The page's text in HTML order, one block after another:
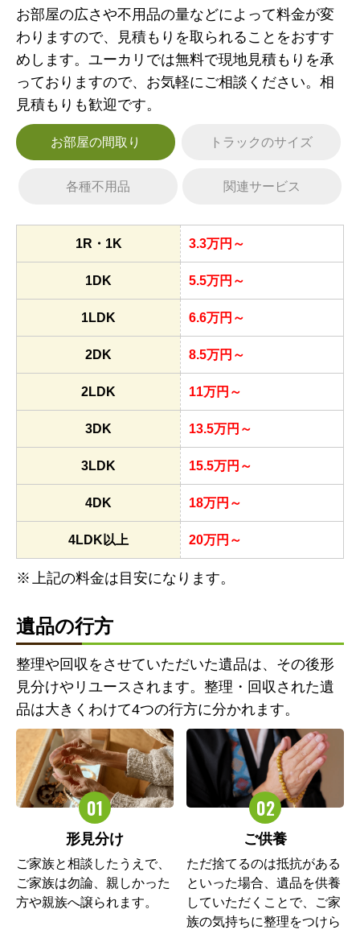
お部屋の広さや不用品の量などによって料金が変
わりますので、見積もりを取られることをおすす
めします。ユーカリでは無料で現地見積もりを承
っておりますので、お気軽にご相談ください。相
見積もりも歓迎です。
お部屋の間取り トラックのサイズ
各種不用品 関連サービス
1R・1K 3.3万円～
1DK 5.5万円～
1LDK 6.6万円～
2DK 8.5万円～
2LDK 11万円～
3DK 13.5万円～
3LDK 15.5万円～
4DK 18万円～
4LDK以上 20万円～
上記の料金は目安になります。
遺品の行方
整理や回収をさせていただいた遺品は、その後形
見分けやリユースされます。整理・回収された遺
品は大きくわけて4つの行方に分かれます。
形見分け
ご家族と相談したうえで、
ご家族は勿論、親しかった
方や親族へ譲られます。
ご供養
ただ捨てるのは抵抗がある
といった場合、遺品を供養
していただくことで、ご家
族の気持ちに整理をつけら